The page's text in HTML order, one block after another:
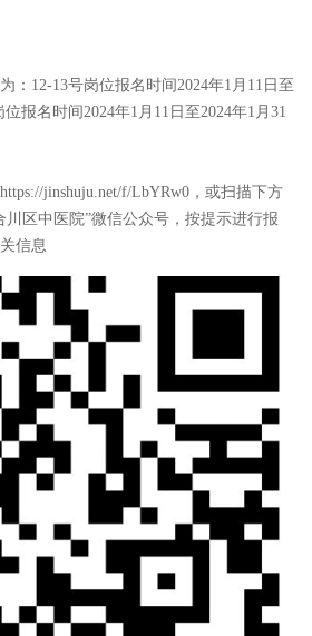
：12-13号岗位报名时间2024年1月11日至
报名时间2024年1月11日至2024年1月31
jinshuju.net/f/LbYRw0，或扫描下方
区中医院”微信公众号，按提示进行报
信息